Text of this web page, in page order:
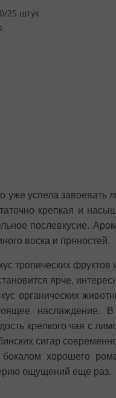
25 штук
уже успела завоевать
крепкая и
послевкусие.
воска и пряностей.
тропических фруктов
ярче,
органических
наслаждение. В
крепкого чая с
сигар
хорошего
ощущений еще раз.